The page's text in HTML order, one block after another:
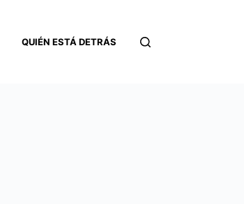
QUIÉN ESTÁ DETRÁS CONTACTO